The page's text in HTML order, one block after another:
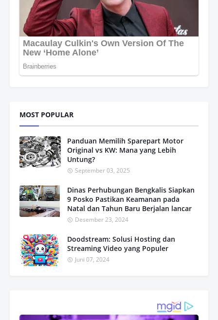
MOST POPULAR
Panduan Memilih Sparepart Motor
Original vs KW: Mana yang Lebih
Untung?
September 03, 2025
Dinas Perhubungan Bengkalis Siapkan
9 Posko Pastikan Keamanan pada
Natal dan Tahun Baru Berjalan lancar
Desember 23, 2024
Doodstream: Solusi Hosting dan
Streaming Video yang Populer
Juni 07, 2024